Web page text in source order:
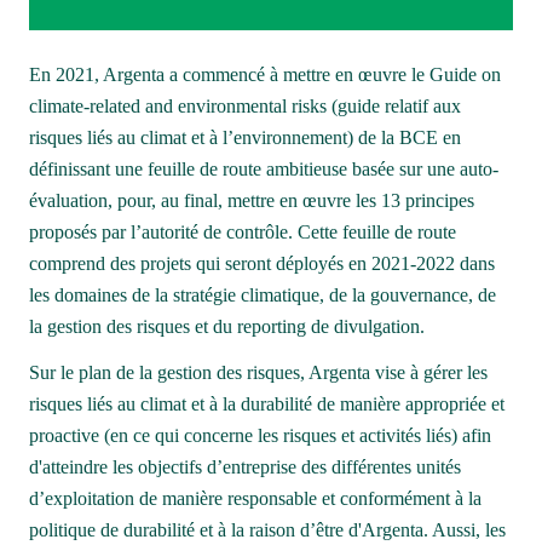
En 2021, Argenta a commencé à mettre en œuvre le Guide on
climate-related and environmental risks (guide relatif aux
risques liés au climat et à l’environnement) de la BCE en
définissant une feuille de route ambitieuse basée sur une auto-
évaluation, pour, au final, mettre en œuvre les 13 principes
proposés par l’autorité de contrôle. Cette feuille de route
comprend des projets qui seront déployés en 2021-2022 dans
les domaines de la stratégie climatique, de la gouvernance, de
la gestion des risques et du reporting de divulgation.
Sur le plan de la gestion des risques, Argenta vise à gérer les
risques liés au climat et à la durabilité de manière appropriée et
proactive (en ce qui concerne les risques et activités liés) afin
d'atteindre les objectifs d’entreprise des différentes unités
d’exploitation de manière responsable et conformément à la
politique de durabilité et à la raison d’être d'Argenta. Aussi, les